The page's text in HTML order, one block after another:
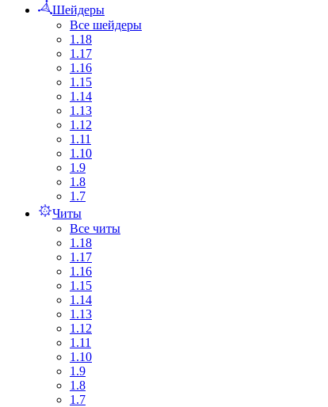
Шейдеры
Все шейдеры
1.18
1.17
1.16
1.15
1.14
1.13
1.12
1.11
1.10
1.9
1.8
1.7
Читы
Все читы
1.18
1.17
1.16
1.15
1.14
1.13
1.12
1.11
1.10
1.9
1.8
1.7